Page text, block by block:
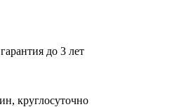
до 3 лет
круглосуточно